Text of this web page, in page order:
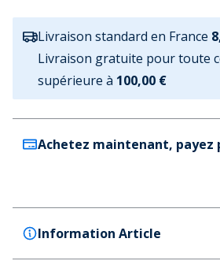
Livraison standard en France
Livraison gratuite pour toute
supérieure à 100,00 €
Achetez maintenant, payez
Information Article